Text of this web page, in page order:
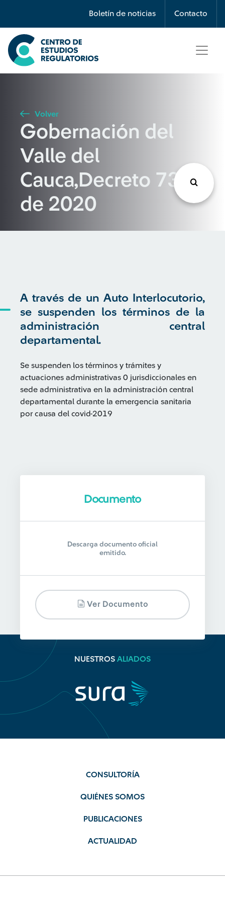
Boletín de noticias Contacto
Búsqueda
Seleccione país
Buscar
Volver
Gobernación del
Valle del
Cauca,Decreto 731
de 2020
A través de un Auto Interlocutorio,
se suspenden los términos de la
administración central
departamental.
Se suspenden los términos y trámites y
actuaciones administrativas 0 jurisdiccionales en
sede administrativa en la administración central
departamental durante la emergencia sanitaria
por causa del covid-2019
Documento
Descarga documento oficial
emitido.
Ver Documento
NUESTROS ALIADOS
CONSULTORÍA
QUIÉNES SOMOS
PUBLICACIONES
ACTUALIDAD